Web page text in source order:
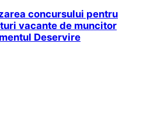
concursului pentru
vacante de muncitor
Deservire